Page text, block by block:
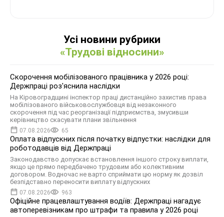
Усі новини рубрики
«Трудові відносини»
Скорочення мобілізованого працівника у 2026 році:
Держпраці роз'яснила наслідки
На Кіровоградщині інспектор праці дистанційно захистив права
мобілізованого військовослужбовця від незаконного
скорочення під час реорганізації підприємства, змусивши
керівництво скасувати плани звільнення
07.08.2026 65
Оплата відпускних після початку відпустки: наслідки для
роботодавців від Держпраці
Законодавство допускає встановлення іншого строку виплати,
якщо це прямо передбачено трудовим або колективним
договором. Водночас не варто сприймати цю норму як дозвіл
безпідставно переносити виплату відпускних
07.08.2026 963
Офіційне працевлаштування водіїв: Держпраці нагадує
автоперевізникам про штрафи та правила у 2026 році